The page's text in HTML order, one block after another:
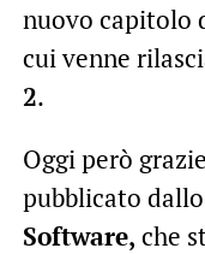
nuovo capitolo
cui venne
2.
Oggi però
pubblicato
Software, che